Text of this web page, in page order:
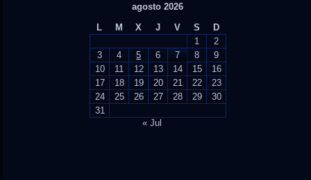
agosto 2026
L
M X J V S
D
1
2
3
4 5 6 7 8
9
10
11 12 13 14 15
16
17
18 19 20 21 22
23
24
25 26 27 28 29
30
31
« Jul